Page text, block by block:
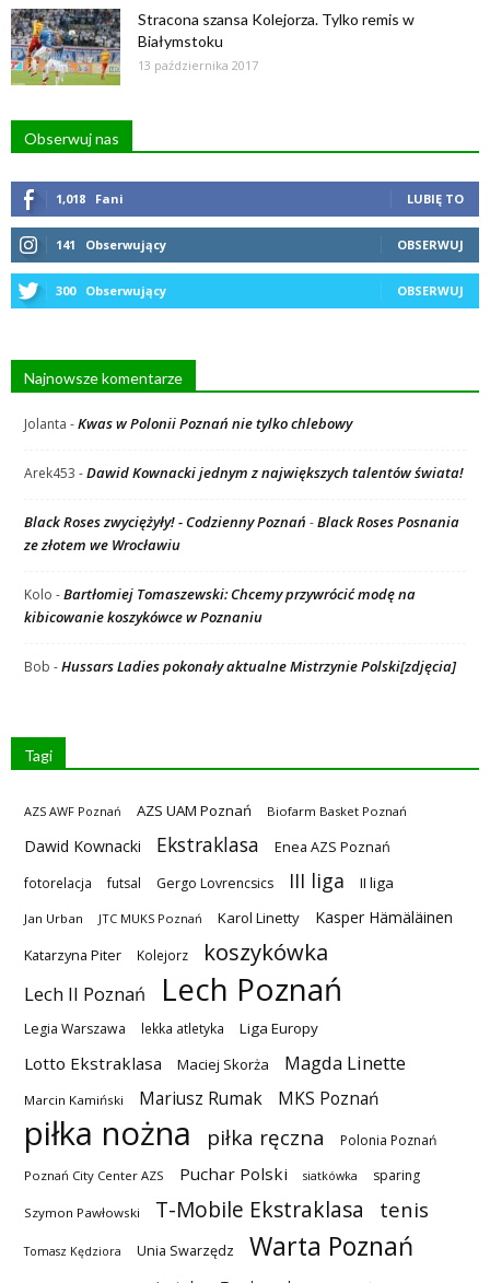
Stracona szansa Kolejorza. Tylko remis w
Białymstoku
13 października 2017
Obserwuj nas
1,018 Fani LUBIĘ TO
141 Obserwujący OBSERWUJ
300 Obserwujący OBSERWUJ
Najnowsze komentarze
Jolanta -Kwas w Polonii Poznań nie tylko chlebowy
Arek453 -Dawid Kownacki jednym z największych talentów świata!
Black Roses zwyciężyły! - Codzienny Poznań -Black Roses Posnania
ze złotem we Wrocławiu
Kolo -Bartłomiej Tomaszewski: Chcemy przywrócić modę na
kibicowanie koszykówce w Poznaniu
Bob -Hussars Ladies pokonały aktualne Mistrzynie Polski[zdjęcia]
Tagi
AZS AWF Poznań AZS UAM Poznań Biofarm Basket Poznań
Dawid Kownacki Ekstraklasa Enea AZS Poznań
fotorelacja futsal Gergo Lovrencsics III liga II liga
Jan Urban JTC MUKS Poznań Karol Linetty Kasper Hämäläinen
Katarzyna Piter Kolejorz koszykówka
Lech II Poznań Lech Poznań
Legia Warszawa lekka atletyka Liga Europy
Lotto Ekstraklasa Maciej Skorża Magda Linette
Marcin Kamiński Mariusz Rumak MKS Poznań
piłka nożna piłka ręczna Polonia Poznań
Poznań City Center AZS Puchar Polski siatkówka sparing
Szymon Pawłowski T-Mobile Ekstraklasa tenis
Tomasz Kędziora Unia Swarzędz Warta Poznań